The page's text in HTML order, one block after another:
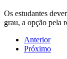
Os estudantes
grau, a opção pela
Anterior
Próximo